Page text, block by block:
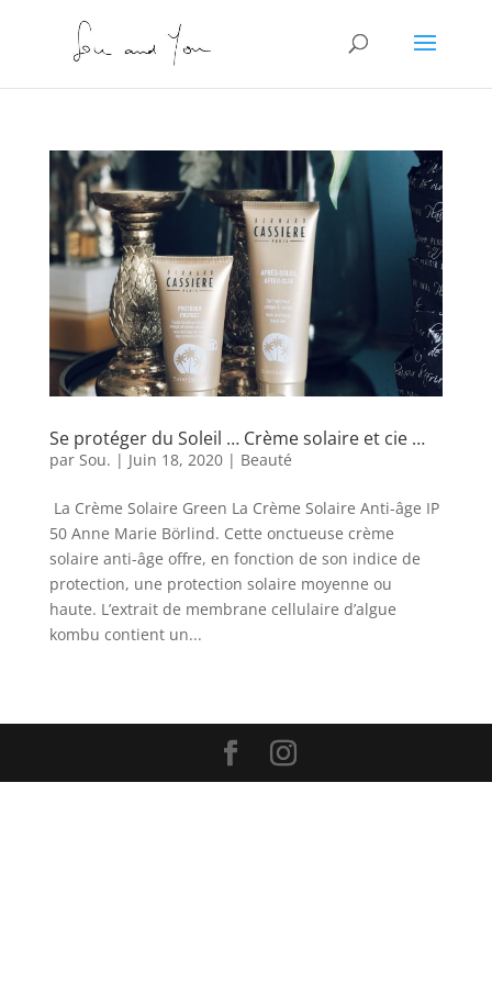
Se protéger du Soleil … Crème solaire et cie …
par Sou. | Juin 18, 2020| Beauté
La Crème Solaire Green La Crème Solaire Anti-âge IP
50 Anne Marie Börlind. Cette onctueuse crème
solaire anti-âge offre, en fonction de son indice de
protection, une protection solaire moyenne ou
haute. L’extrait de membrane cellulaire d’algue
kombu contient un...